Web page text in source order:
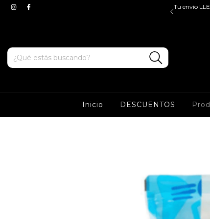
valido para ZONA OESTE y CABA. Tenes ENVIOS
Tu envio
Inicio DESCUENTOS